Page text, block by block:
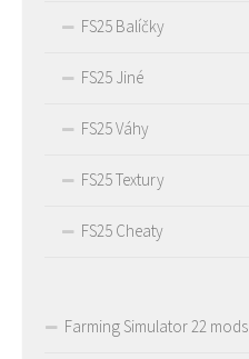
FS25 Balíčky
FS25 Jiné
FS25 Váhy
FS25 Textury
FS25 Cheaty
Farming Simulator 22 mods